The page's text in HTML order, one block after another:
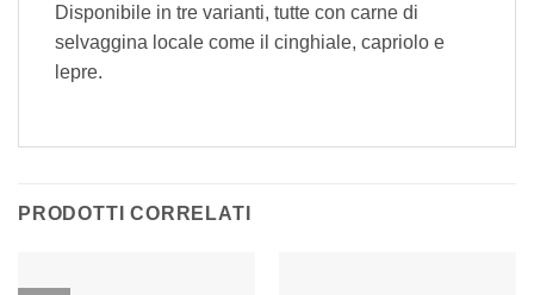
Disponibile in tre varianti, tutte con carne di
selvaggina locale come il cinghiale, capriolo e
lepre.
PRODOTTI CORRELATI